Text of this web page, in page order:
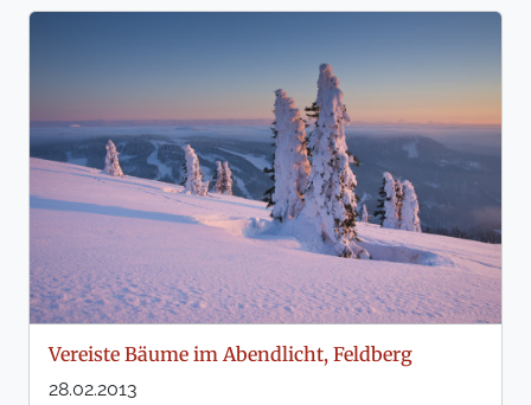
Vereiste Bäume im Abendlicht, Feldberg
28.02.2013